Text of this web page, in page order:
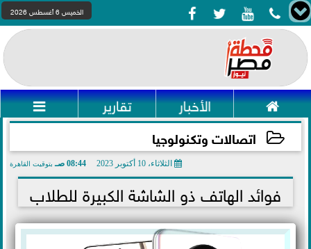
    الخميس 6 أغسطس 2026
 الأخبار تقارير 
اتصالات وتكنولوجيا
الثلاثاء، 10 أكتوبر 2023 08:44 صـ بتوقيت القاهرة
فوائد الهاتف ذو الشاشة الكبيرة للطلاب